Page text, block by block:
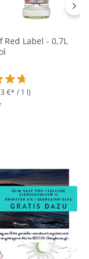
Sternen
Red Label - 0,7L
€* / 1 l)